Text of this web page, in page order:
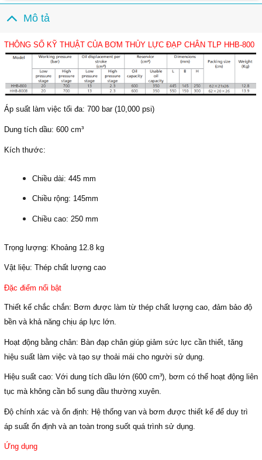
Mô tả
THÔNG SỐ KỸ THUẬT CỦA BƠM THỦY LỰC ĐẠP CHÂN TLP HHB-800
Áp suất làm việc tối đa: 700 bar (10,000 psi)
Dung tích dầu: 600 cm³
Kích thước:
Chiều dài: 445 mm
Chiều rộng: 145mm
Chiều cao: 250 mm
Trọng lượng: Khoảng 12.8 kg
Vật liệu: Thép chất lượng cao
Đặc điểm nổi bật
Thiết kế chắc chắn: Bơm được làm từ thép chất lượng cao, đảm bảo độ
bền và khả năng chịu áp lực lớn.
Hoạt động bằng chân: Bàn đạp chân giúp giảm sức lực cần thiết, tăng
hiệu suất làm việc và tạo sự thoải mái cho người sử dụng.
Hiệu suất cao: Với dung tích dầu lớn (600 cm³), bơm có thể hoạt động liên
tục mà không cần bổ sung dầu thường xuyên.
Độ chính xác và ổn định: Hệ thống van và bơm được thiết kế để duy trì
áp suất ổn định và an toàn trong suốt quá trình sử dụng.
Ứng dụng